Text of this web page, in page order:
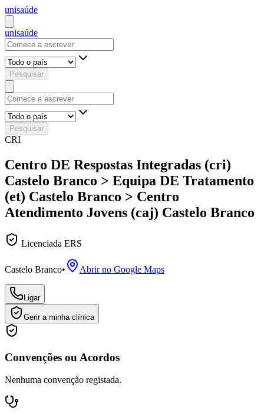
unisaúde
unisaúde
Pesquisar
Pesquisar
CRI
Centro DE Respostas Integradas (cri)
Castelo Branco > Equipa DE Tratamento
(et) Castelo Branco > Centro
Atendimento Jovens (caj) Castelo Branco
Licenciada ERS
Castelo Branco• Abrir no Google Maps
Ligar
Gerir a minha clínica
Convenções ou Acordos
Nenhuma convenção registada.